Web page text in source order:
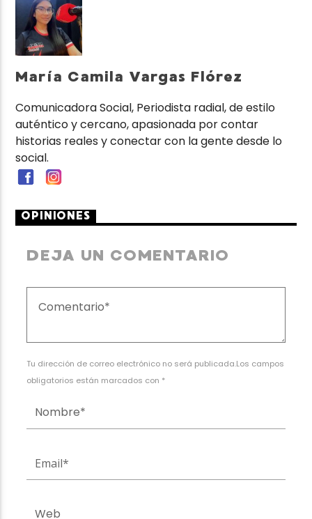
María Camila Vargas Flórez
Comunicadora Social, Periodista radial, de estilo
auténtico y cercano, apasionada por contar
historias reales y conectar con la gente desde lo
social.
OPINIONES
DEJA UN COMENTARIO
Tu dirección de correo electrónico no será publicada.Los campos
obligatorios están marcados con *